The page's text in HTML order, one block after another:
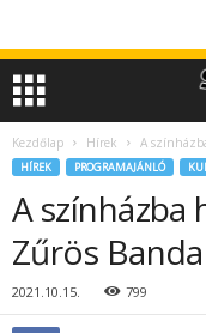
Kezdőlap Hírek A
HÍREK PROGRAMAJÁNLÓ
A színházba
Zűrös
2021.10.15. 799